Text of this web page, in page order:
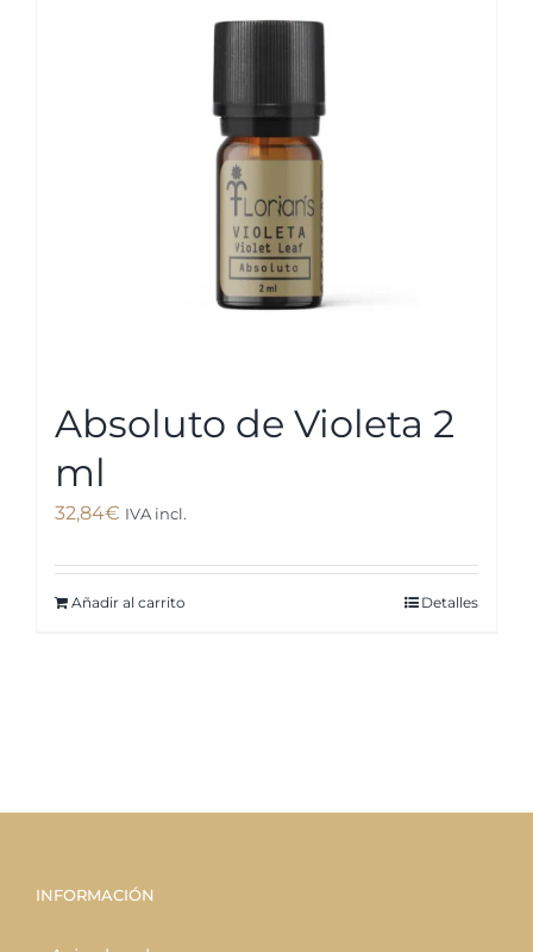
Absoluto de Violeta 2
ml
32,84€ IVA incl.
Añadir al carrito Detalles
INFORMACIÓN